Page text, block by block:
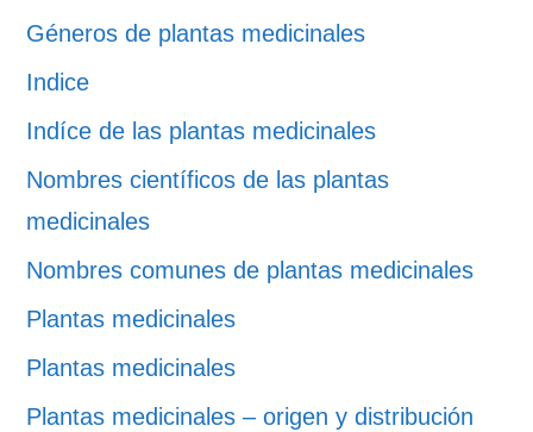
Géneros de plantas medicinales
Indice
Indíce de las plantas medicinales
Nombres científicos de las plantas
medicinales
Nombres comunes de plantas medicinales
Plantas medicinales
Plantas medicinales
Plantas medicinales – origen y distribución